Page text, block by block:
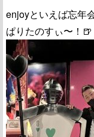
enjoyといえば忘年
ぱりたのすぃ〜！🍺